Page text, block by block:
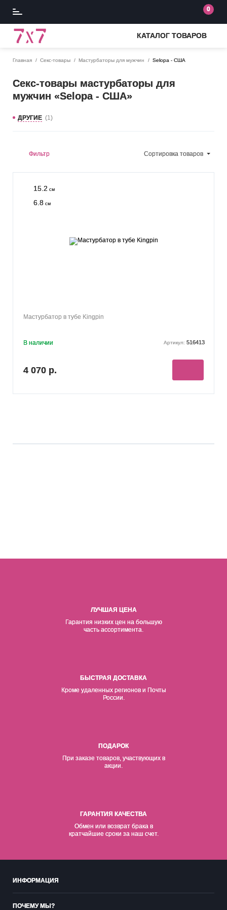
0
КАТАЛОГ ТОВАРОВ
Главная Секс-товары Мастурбаторы для мужчин Selopa - США
Секс-товары мастурбаторы для
мужчин «Selopa - США»
ДРУГИЕ (1)
Фильтр Сортировка товаров
15.2 см
6.8 см
Мастурбатор в тубе Kingpin
В наличии Артикул: 516413
4 070 р.
ЛУЧШАЯ ЦЕНА
Гарантия низких цен на большую
часть ассортимента.
БЫСТРАЯ ДОСТАВКА
Кроме удаленных регионов и Почты
России.
ПОДАРОК
При заказе товаров, участвующих в
акции.
ГАРАНТИЯ КАЧЕСТВА
Обмен или возврат брака в
кратчайшие сроки за наш счет.
ИНФОРМАЦИЯ
ПОЧЕМУ МЫ?